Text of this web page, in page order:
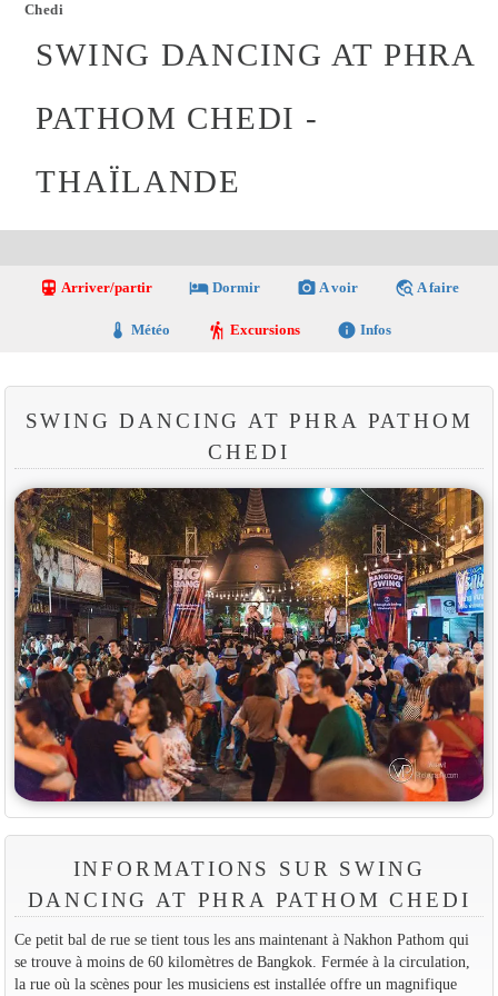
Chedi
SWING DANCING AT PHRA
PATHOM CHEDI -
THAÏLANDE
directions_transit Arriver/partir local_hotel Dormir photo_camera A voir travel_explore A faire
thermostat Météo hiking Excursions info Infos
SWING DANCING AT PHRA PATHOM
CHEDI
INFORMATIONS SUR SWING
DANCING AT PHRA PATHOM CHEDI
Ce petit bal de rue se tient tous les ans maintenant à Nakhon Pathom qui
se trouve à moins de 60 kilomètres de Bangkok. Fermée à la circulation,
la rue où la scènes pour les musiciens est installée offre un magnifique